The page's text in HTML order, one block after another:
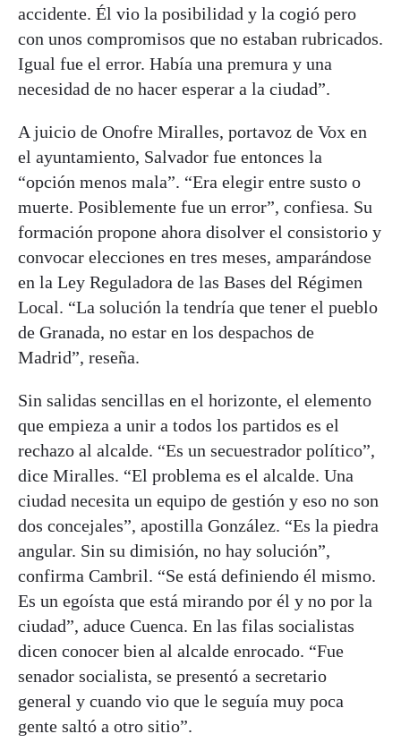
accidente. Él vio la posibilidad y la cogió pero
con unos compromisos que no estaban rubricados.
Igual fue el error. Había una premura y una
necesidad de no hacer esperar a la ciudad”.
A juicio de Onofre Miralles, portavoz de Vox en
el ayuntamiento, Salvador fue entonces la
“opción menos mala”. “Era elegir entre susto o
muerte. Posiblemente fue un error”, confiesa. Su
formación propone ahora disolver el consistorio y
convocar elecciones en tres meses, amparándose
en la Ley Reguladora de las Bases del Régimen
Local. “La solución la tendría que tener el pueblo
de Granada, no estar en los despachos de
Madrid”, reseña.
Sin salidas sencillas en el horizonte, el elemento
que empieza a unir a todos los partidos es el
rechazo al alcalde. “Es un secuestrador político”,
dice Miralles. “El problema es el alcalde. Una
ciudad necesita un equipo de gestión y eso no son
dos concejales”, apostilla González. “Es la piedra
angular. Sin su dimisión, no hay solución”,
confirma Cambril. “Se está definiendo él mismo.
Es un egoísta que está mirando por él y no por la
ciudad”, aduce Cuenca. En las filas socialistas
dicen conocer bien al alcalde enrocado. “Fue
senador socialista, se presentó a secretario
general y cuando vio que le seguía muy poca
gente saltó a otro sitio”.